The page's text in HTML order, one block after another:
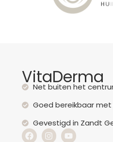
VitaDerma
Net buiten het
Goed bereikbaar
Gevestigd in Zandt